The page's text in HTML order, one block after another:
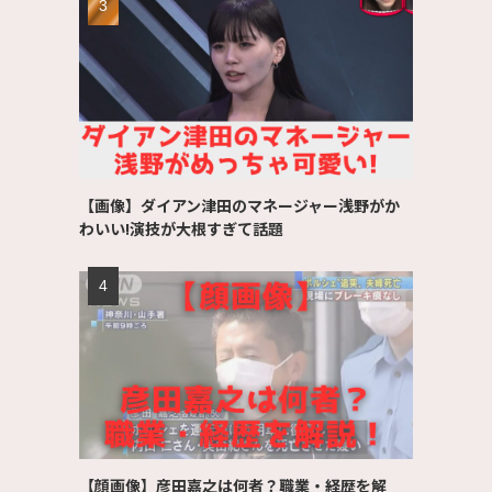
【画像】ダイアン津田のマネージャー浅野がか
わいい!演技が大根すぎて話題
【顔画像】彦田嘉之は何者？職業・経歴を解